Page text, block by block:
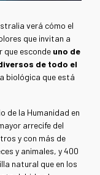
verá cómo el
que invitan a
que esconde uno de
de todo el
biológica que está
de la Humanidad en
arrecife del
y con más de
y animales, y 400
natural que en los